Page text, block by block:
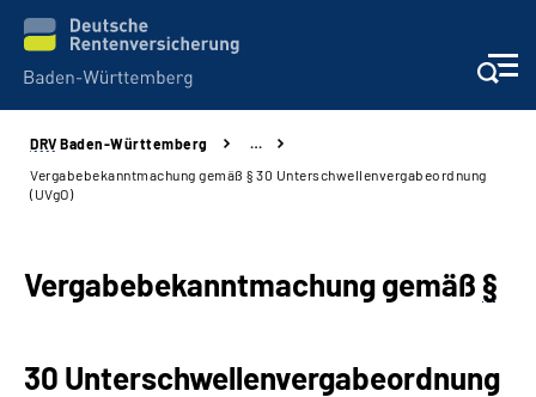
Beratung und Kontakt
Online-Services
DRV Baden-Württemberg
…
Vergabebekanntmachung gemäß § 30 Unterschwellenvergabeordnung
(UVgO)
Vergabebekanntmachung gemäß §
30 Unterschwellenvergabeordnung